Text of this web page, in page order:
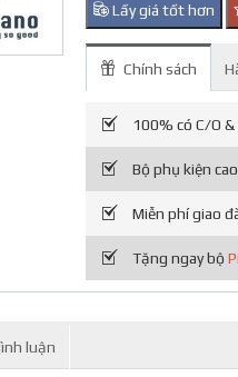
Lấy giá tốt hơn
Chính sách
100% có C/O
Bộ phụ kiện
Miễn phí giao
Tặng ngay bộ
luận